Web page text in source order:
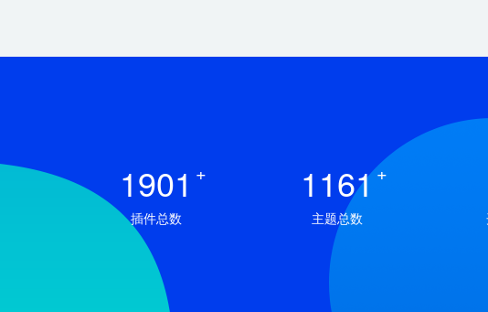
1901 +
插件总数
1161+
主题总数